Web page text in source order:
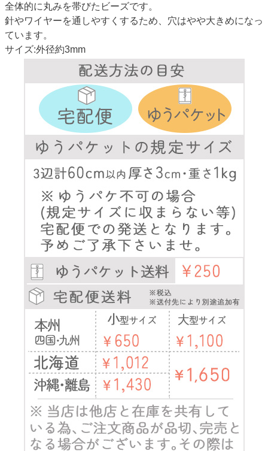
全体的に丸みを帯びたビーズです。
針やワイヤーを通しやすくするため、穴はやや大きめになっ
ています。
サイズ:外径約3mm